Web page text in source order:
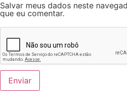
Salvar meus dados neste
que eu comentar.